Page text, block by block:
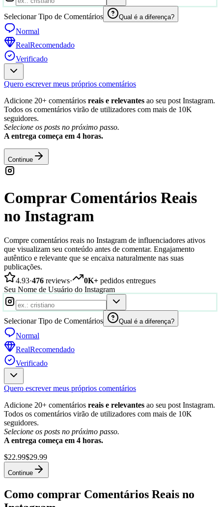
Selecionar Tipo de Comentários Qual é a diferença?
Normal
RealRecomendado
Verificado
Quero escrever meus próprios comentários
Adicione 20+ comentários reais e relevantes ao seu post Instagram.
Todos os comentários virão de utilizadores com mais de 10K
seguidores.
Selecione os posts no próximo passo.
A entrega começa em 4 horas.
Continue
Comprar Comentários Reais
no Instagram
Compre comentários reais no Instagram de influenciadores ativos
que visualizam seu conteúdo antes de comentar. Engajamento
autêntico e relevante que se encaixa naturalmente nas suas
publicações.
4.93·476 reviews· 0K+ pedidos entregues
Seu Nome de Usuário do Instagram
Selecionar Tipo de Comentários Qual é a diferença?
Normal
RealRecomendado
Verificado
Quero escrever meus próprios comentários
Adicione 20+ comentários reais e relevantes ao seu post Instagram.
Todos os comentários virão de utilizadores com mais de 10K
seguidores.
Selecione os posts no próximo passo.
A entrega começa em 4 horas.
$22.99$29.99
Continue
Como comprar Comentários Reais no